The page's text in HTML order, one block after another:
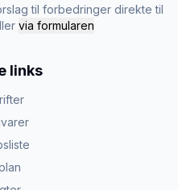
til forbedringer direkte til
via formularen
links